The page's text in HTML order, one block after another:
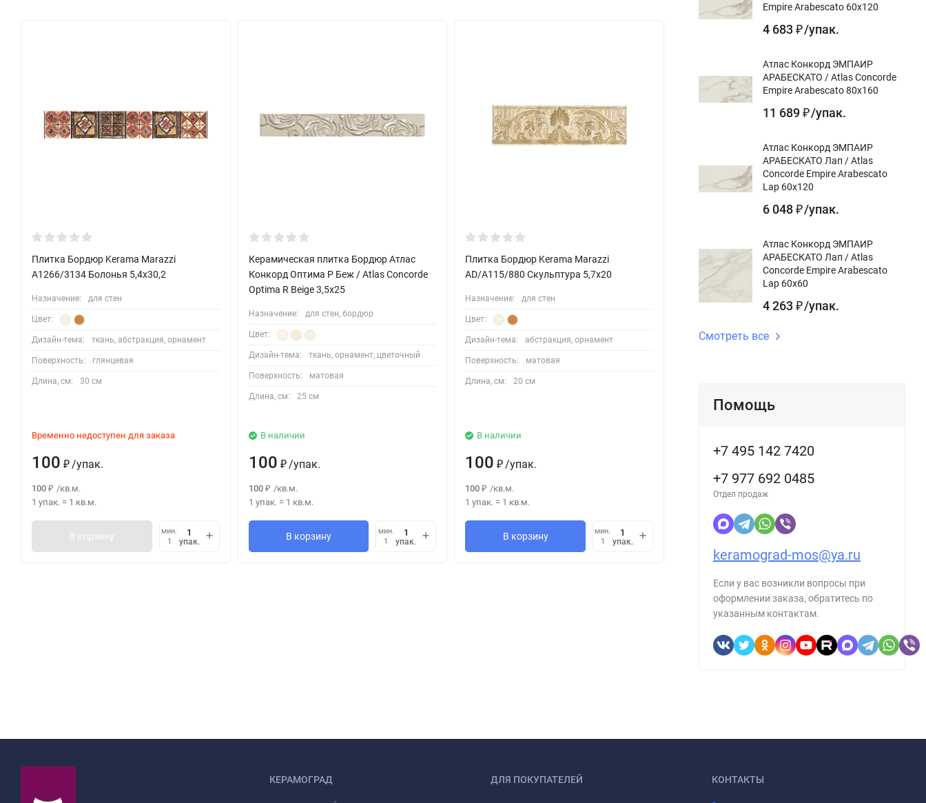
Плитка Бордюр Kerama Marazzi
A1266/3134 Болонья 5,4х30,2
Назначение: для стен
Цвет:
Дизайн-тема: ткань, абстракция, орнамент
Поверхность: глянцевая
Длина, см: 30 см
Временно недоступен для заказа
100 ₽ /упак.
100 ₽ /кв.м.
1 упак. = 1 кв.м.
В корзину
мин.
1
упак.
Керамическая плитка Бордюр Атлас
Конкорд Оптима Р Беж / Atlas Concorde
Optima R Beige 3,5х25
Назначение: для стен, бордюр
Цвет:
Дизайн-тема: ткань, орнамент, цветочный
Поверхность: матовая
Длина, см: 25 см
В наличии
100 ₽ /упак.
100 ₽ /кв.м.
1 упак.= 1 кв.м.
В корзину
мин.
1
упак.
Плитка Бордюр Kerama Marazzi
AD/A115/880 Скульптура 5,7х20
Назначение: для стен
Цвет:
Дизайн-тема: абстракция, орнамент
Поверхность: матовая
Длина, см: 20 см
В наличии
100 ₽ /упак.
100 ₽ /кв.м.
1 упак. = 1 кв.м.
В корзину
мин.
1
упак.
Керамическая плитка Бордюр Атлас
Конкорд Оптима Р Бьянко-Ноче / Atlas
Concorde Optima R Bianco-Noce 3,5х25
для стен, бордюр
Цвет:
Длина, см: 25 см
кв.м.
В корзину
Empire Arabescato 60x120
4 683 ₽ /упак.
Атлас Конкорд ЭМПАИР
АРАБЕСКАТО / Atlas Concorde
Empire Arabescato 80x160
11 689 ₽ /упак.
Атлас Конкорд ЭМПАИР
АРАБЕСКАТО Лап / Atlas
Concorde Empire Arabescato
Lap 60x120
6 048 ₽ /упак.
Атлас Конкорд ЭМПАИР
АРАБЕСКАТО Лап / Atlas
Concorde Empire Arabescato
Lap 60x60
4 263 ₽ /упак.
Смотреть все
Помощь
+7 495 142 7420
+7 977 692 0485
Отдел продаж
keramograd-mos@ya.ru
Если у вас возникли вопросы при
оформлении заказа, обратитесь по
указанным контактам.
КЕРАМОГРАД ДЛЯ ПОКУПАТЕЛЕЙ КОНТАКТЫ